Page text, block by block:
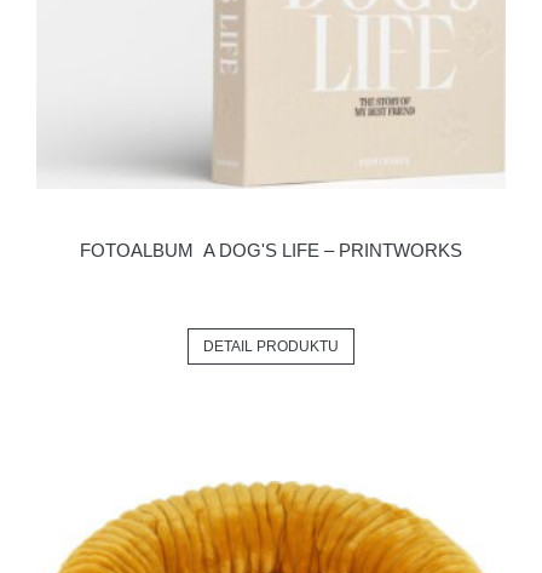
FOTOALBUM A DOG'S LIFE – PRINTWORKS
DETAIL PRODUKTU